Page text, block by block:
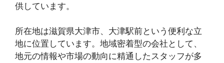
供しています。
所在地は滋賀県大津市、大津駅前という便利な立
地に位置しています。地域密着型の会社として、
地元の情報や市場の動向に精通したスタッフが多